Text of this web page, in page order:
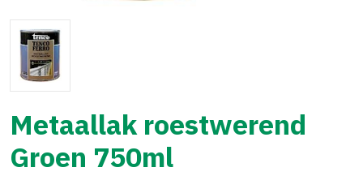
Metaallak roestwerend
Groen 750ml